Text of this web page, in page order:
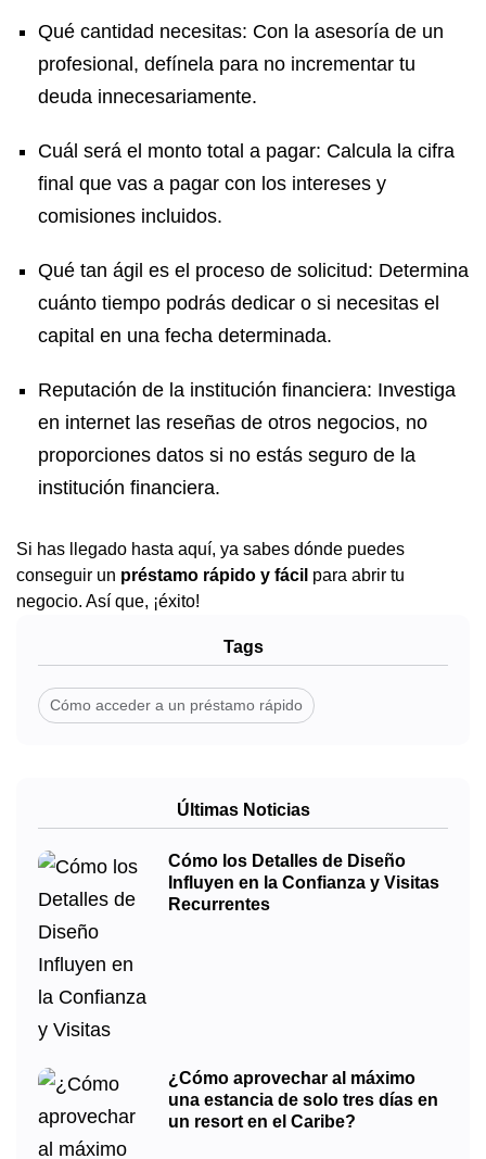
Qué cantidad necesitas: Con la asesoría de un
profesional, defínela para no incrementar tu
deuda innecesariamente.
Cuál será el monto total a pagar: Calcula la cifra
final que vas a pagar con los intereses y
comisiones incluidos.
Qué tan ágil es el proceso de solicitud: Determina
cuánto tiempo podrás dedicar o si necesitas el
capital en una fecha determinada.
Reputación de la institución financiera: Investiga
en internet las reseñas de otros negocios, no
proporciones datos si no estás seguro de la
institución financiera.
Si has llegado hasta aquí, ya sabes dónde puedes
conseguir un préstamo rápido y fácil para abrir tu
negocio. Así que, ¡éxito!
Tags
Cómo acceder a un préstamo rápido
Últimas Noticias
Cómo los Detalles de Diseño
Influyen en la Confianza y Visitas
Recurrentes
¿Cómo aprovechar al máximo
una estancia de solo tres días en
un resort en el Caribe?